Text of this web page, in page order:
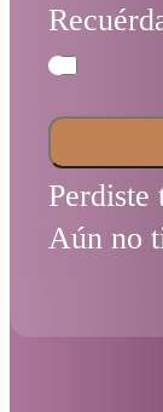
Perdiste
Aún no